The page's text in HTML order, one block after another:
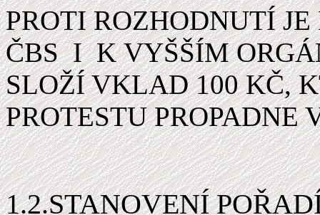
PROTI ROZHODNUTÍ
ČBS I K VYŠŠÍM
SLOŽÍ VKLAD 100 KČ,
PROTESTU PROPADNE
1.2.STANOVENÍ